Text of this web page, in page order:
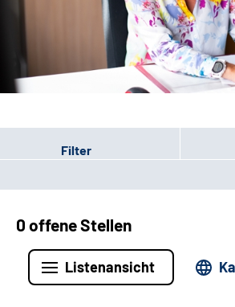
Leichte Sprache
Gebärdensprache
Filter
0 offene Stellen
Listenansicht